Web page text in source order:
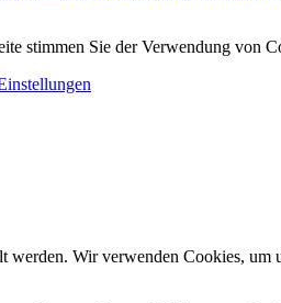
stimmen Sie der Verwendung von
Wir verwenden Cookies,